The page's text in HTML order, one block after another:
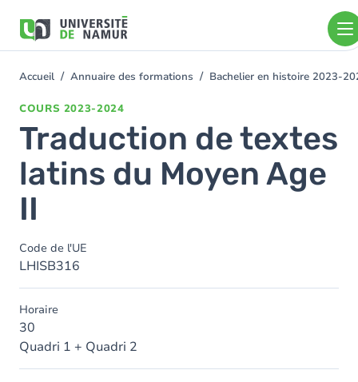
contenu
You
Accueil Annuaire des formations Bachelier en histoire 2023-
COURS 2023-2024
Traduction de textes
latins du Moyen Age
II
Code de l'UE
LHISB316
Horaire
30
Quadri 1 + Quadri 2